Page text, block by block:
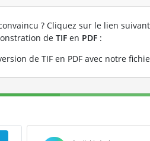
? Cliquez sur le lien
de TIF en PDF :
de TIF en PDF avec notre